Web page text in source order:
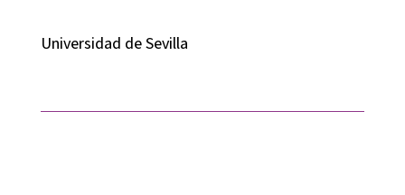
Universidad de Sevilla